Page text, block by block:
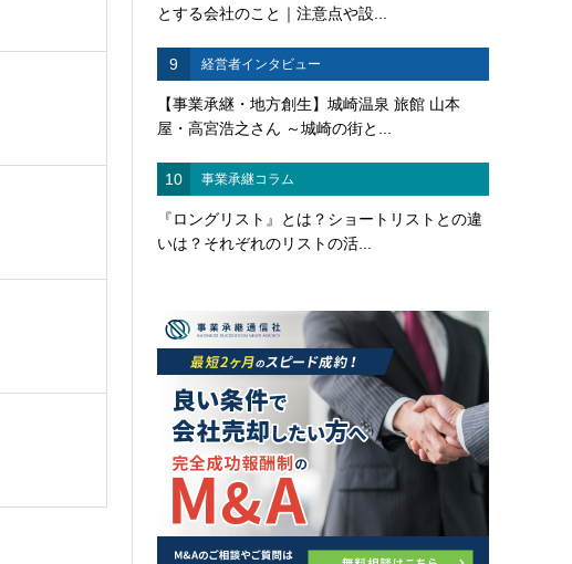
とする会社のこと｜注意点や設...
9 経営者インタビュー
【事業承継・地方創生】城崎温泉 旅館 山本
屋・高宮浩之さん ～城崎の街と...
10 事業承継コラム
『ロングリスト』とは？ショートリストとの違
いは？それぞれのリストの活...